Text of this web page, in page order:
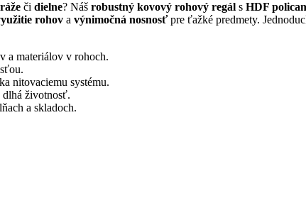
či dielne? Náš robustný kovový rohový regál s HDF
rohov a výnimočná nosnosťpre ťažké predmety.
a materiálov v rohoch.
nitovaciemu systému.
životnosť.
a skladoch.